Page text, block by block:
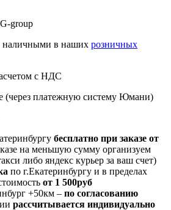
group
наличными в наших розничных
с НДС
(через платежную систему Юмани)
бесплатно при заказе от
на меньшую сумму организуем
либо яндекс курьер за ваш счет)
по г.Екатеринбургу и в пределах
от 1 500руб
+50км – по согласованию
рассчитывается индивидуально